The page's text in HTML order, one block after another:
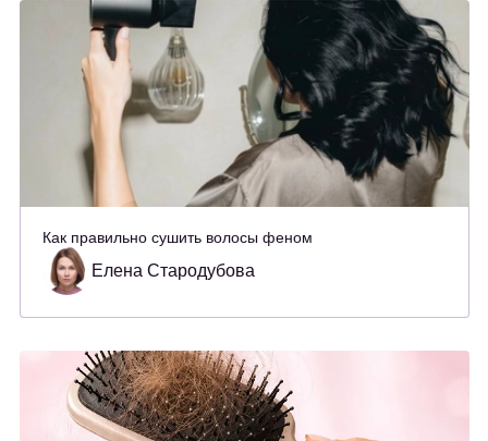
Как правильно сушить волосы феном
Елена Стародубова